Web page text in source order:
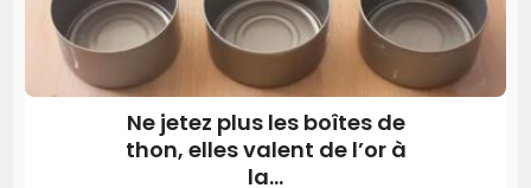
Ne jetez plus les boîtes de
thon, elles valent de l’or à
la...